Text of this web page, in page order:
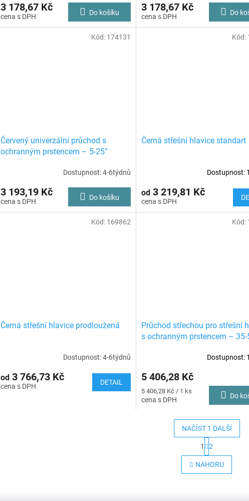
3 178,67 Kč Do košíku 3 178,67 Kč Do
Červený univerzální průchod s
ochranným prstencem – 5-25°
Dostupnost: 4-6týdnů
3 193,19 Kč Do košíku
Kód: 174131
Černá střešní hlavice standart
Dostupnost:
od3 219,81 Kč
Kód:
Černá střešní hlavice prodloužená
Dostupnost: 4-6týdnů
od 3 766,73 Kč DETAIL
Kód: 169862
Průchod střechou pro střešní
s ochranným prstencem – 35-
Dostupnost:
5 406,28 Kč
Měrná
cena:
5 406,28 Kč / 1 ks
Do
Kód:
O
v
l
NAČÍST 1 DALŠÍ
t
r
á
n
1 2
NAHORU